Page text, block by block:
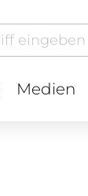
Medien